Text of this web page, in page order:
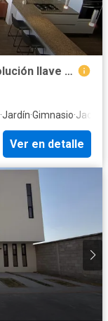
Penthouse ejecutivo amueblado. Solución llave en mano para reubicación en Metep
·Jardín·Gimnasio·
Ver en detalle